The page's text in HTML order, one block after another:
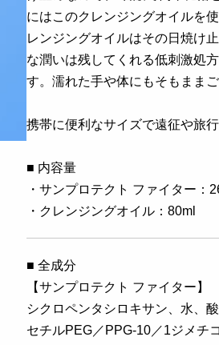
にはこのクレンジングオイルを
レンジングオイルはその日焼け
な潤いは残してくれる低刺激処
す。濡れた手や体にもそもままご
携帯に便利なサイズで遠征や旅行
■ 内容量
・サンプロテクト ファイター：
・クレンジングオイル：80ml
■ 全成分
【サンプロテクト ファイター】
シクロペンタシロキサン、水、
セチルPEG／PPG-10／1ジメチ